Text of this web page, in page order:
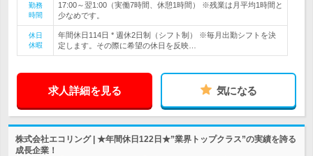
勤務
時間
17:00～翌1:00（実働7時間、休憩1時間） ※残業は月平均1時間と
少なめです。
休日
休暇
年間休日114日 * 週休2日制（シフト制） ※毎月出勤シフトを決
定します。その際に希望の休日を反映…
求人詳細を見る 気になる
株式会社エコリング | ★年間休日122日★”業界トップクラス”の実績を誇る
成長企業！